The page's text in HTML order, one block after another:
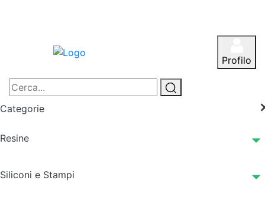
Profilo
Categorie
Resine
Siliconi e Stampi